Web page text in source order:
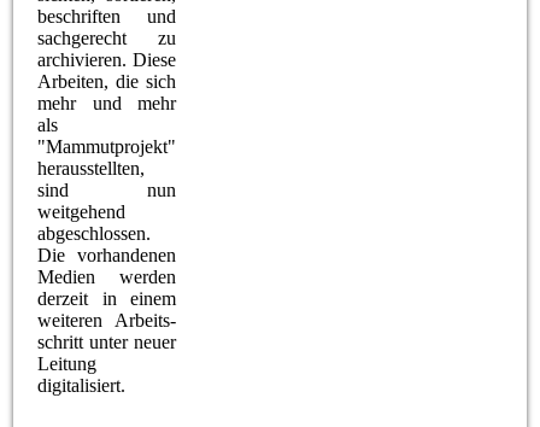
beschriften und
sachgerecht zu
archivieren. Diese
Arbeiten, die sich
mehr und mehr
als
"Mammutprojekt"
herausstellten,
sind nun
weitgehend
abgeschlossen.
Die vorhandenen
Medien werden
derzeit in einem
weiteren Arbeits-
schritt unter neuer
Leitung
digitalisiert.